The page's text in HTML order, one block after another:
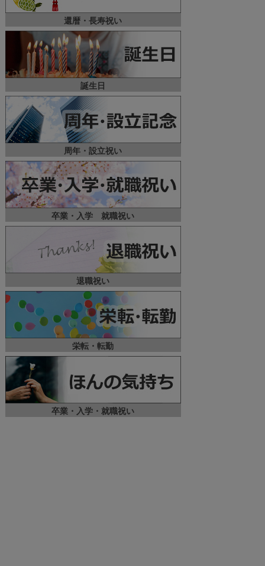
還暦・長寿祝い
誕生日
周年・設立祝い
卒業・入学 就職祝い
退職祝い
栄転・転勤
卒業・入学・就職祝い